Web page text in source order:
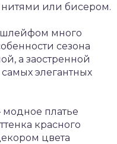
или бисером.
шлейфом много
сезона
а заостренной
элегантных
платье
красного
цвета